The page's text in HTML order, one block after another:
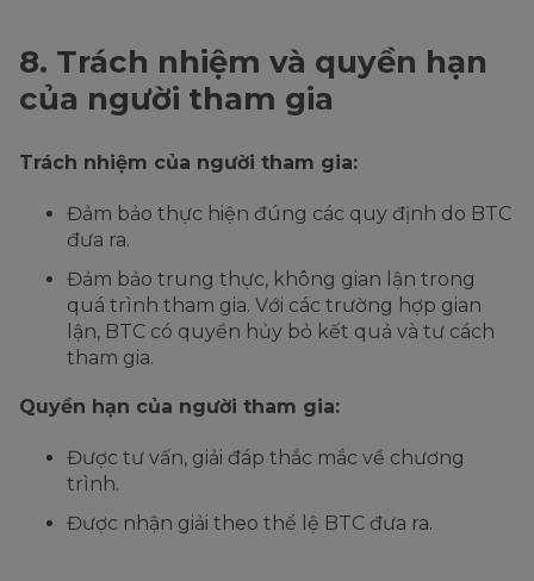
8. Trách nhiệm và quyền hạn
của người tham gia
Trách nhiệm của người tham gia:
Đảm bảo thực hiện đúng các quy định do BTC
đưa ra.
Đảm bảo trung thực, không gian lận trong
quá trình tham gia. Với các trường hợp gian
lận, BTC có quyền hủy bỏ kết quả và tư cách
tham gia.
Quyền hạn của người tham gia:
Được tư vấn, giải đáp thắc mắc về chương
trình.
Được nhận giải theo thể lệ BTC đưa ra.